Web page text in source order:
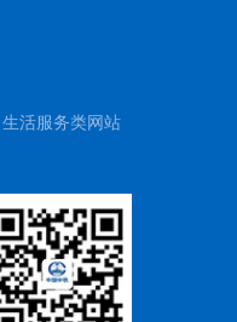
生活服务类网站